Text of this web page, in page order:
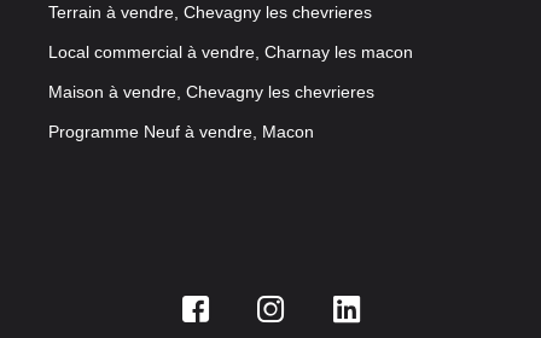
Terrain à vendre, Chevagny les chevrieres
Local commercial à vendre, Charnay les macon
Maison à vendre, Chevagny les chevrieres
Programme Neuf à vendre, Macon